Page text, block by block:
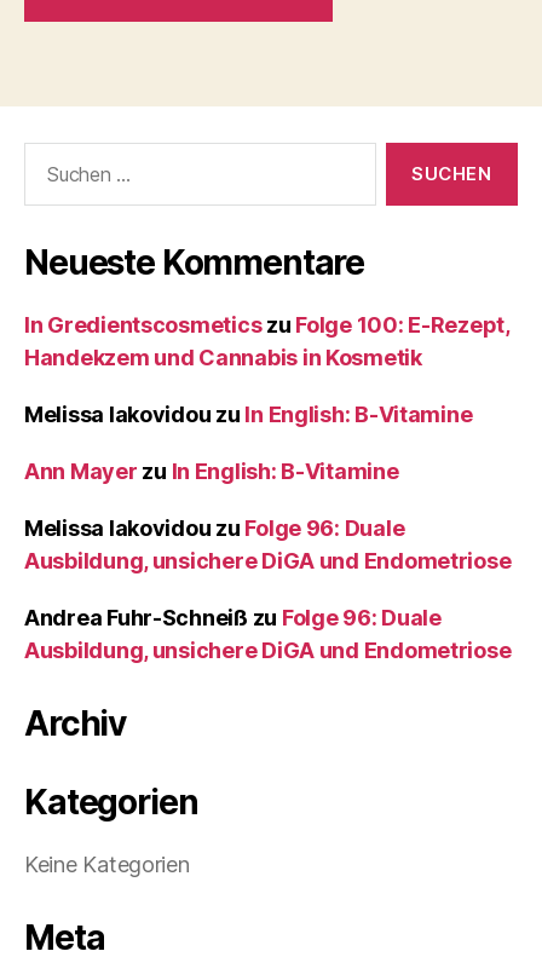
nach:
Neueste Kommentare
In Gredientscosmeticszu Folge 100: E-Rezept,
Handekzem und Cannabis in Kosmetik
Melissa Iakovidou zu In English: B-Vitamine
Ann Mayer zu In English: B-Vitamine
Melissa Iakovidou zu Folge 96: Duale
Ausbildung, unsichere DiGA und Endometriose
Andrea Fuhr-Schneiß zu Folge 96: Duale
Ausbildung, unsichere DiGA und Endometriose
Archiv
Kategorien
Keine Kategorien
Meta